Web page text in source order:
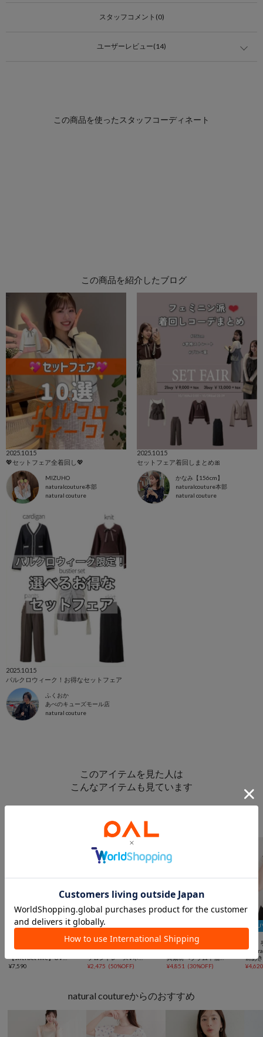
スタッフコメント(0)
ユーザーレビュー(14)
この商品を紹介したブログ
2025.10.15
💖セットフェア全着回し💖
MIZUHO
naturalcouture本部
natural couture
2025.10.15
セットフェア着回しまとめ🎀
かなみ【156cm】
naturalcouture本部
natural couture
2025.10.15
パルクロウィーク！お得なセットフェア
ふくおか
あべのキューズモール店
natural couture
このアイテムを見た人は
こんなアイテムも見ています
トップスからのおすすめ
2BUY10％OFFクーポン

natural couture
【sherbet line】UV速乾レースデザインパーカー
¥7,590
2BUY10％OFFクーポン
SALE 手洗い可 
natural couture
フロントレースVネックブラウス
¥2,475 (50%OFF)
SALE 手洗い可
natural couture
異素材ペプラム半袖ニット
¥4,851 (30%OFF)
前あ
¥
natural coutureからのおすすめ